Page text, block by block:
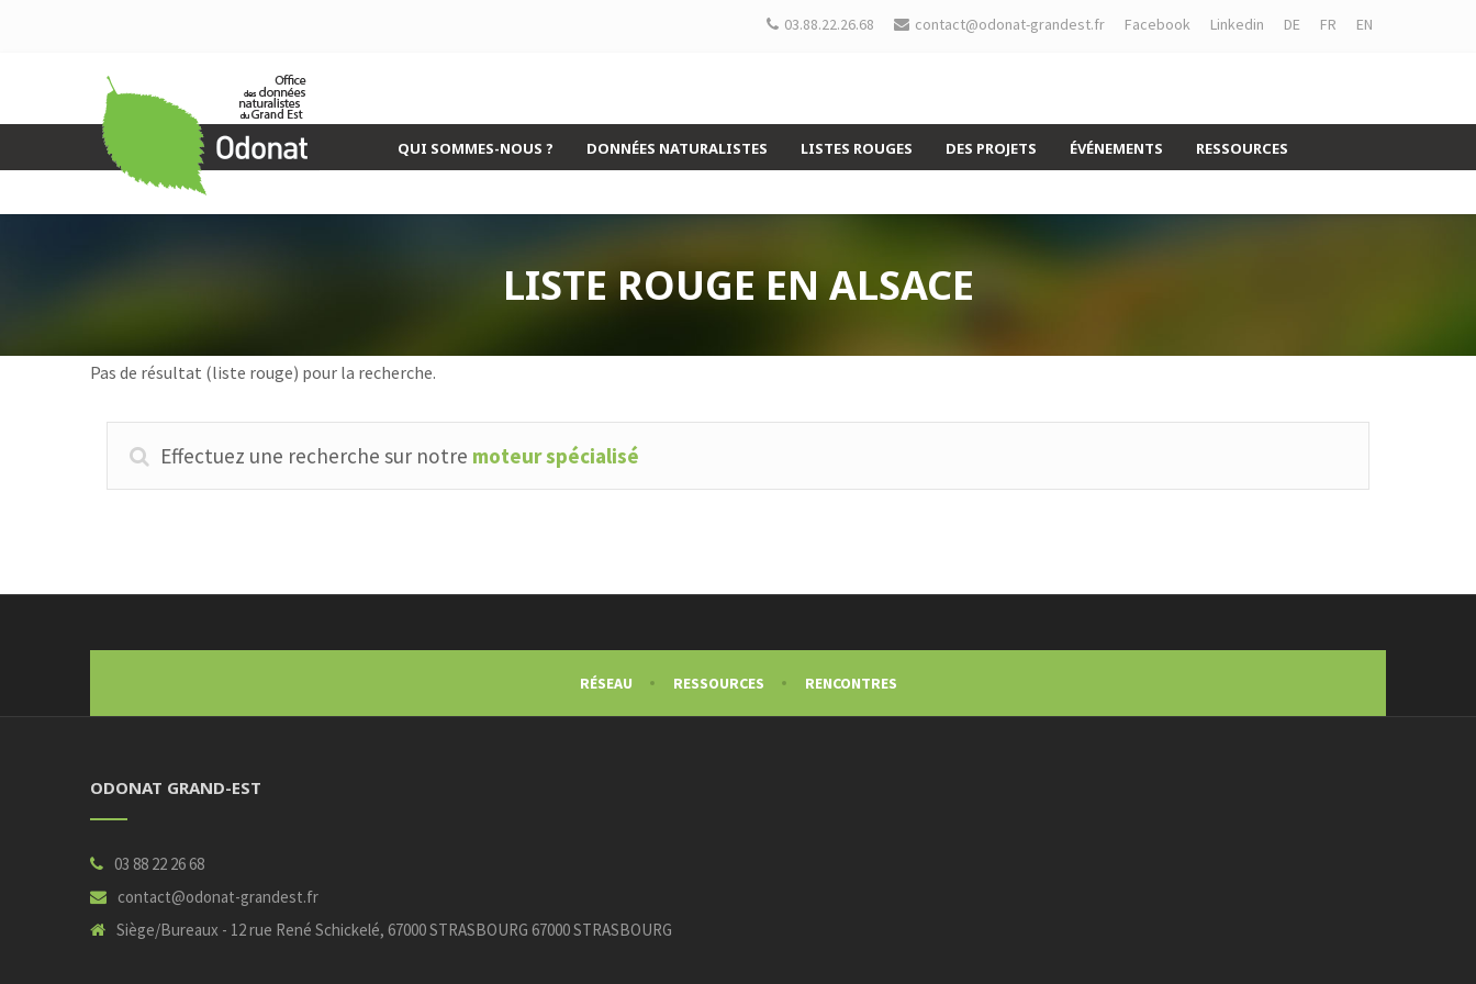
03.88.22.26.68 contact@odonat-grandest.fr Facebook Linkedin DE FR EN
QUI SOMMES-NOUS ? DONNÉES NATURALISTES LISTES ROUGES DES PROJETS ÉVÉNEMENTS RESSOURCES
LISTE ROUGE EN ALSACE
Pas de résultat (liste rouge) pour la recherche.
Effectuez une recherche sur notre moteur spécialisé
RÉSEAU RESSOURCES RENCONTRES
ODONAT GRAND-EST
03 88 22 26 68
contact@odonat-grandest.fr
Siège/Bureaux - 12 rue René Schickelé, 67000 STRASBOURG 67000 STRASBOURG